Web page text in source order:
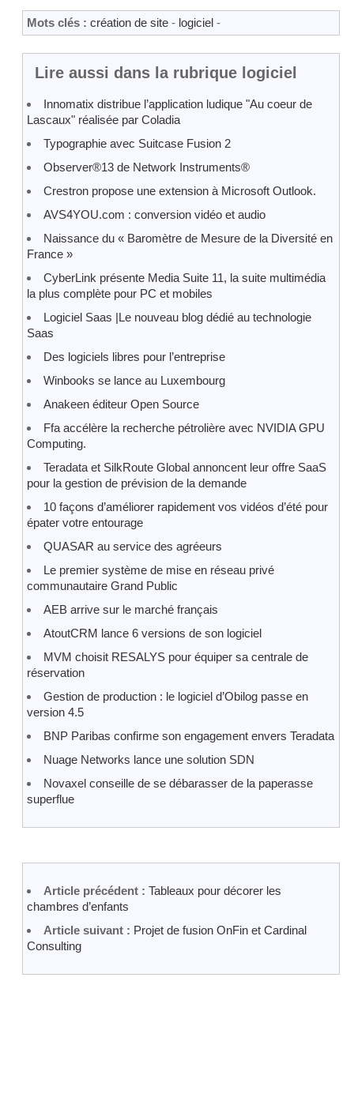
Mots clés : création de site - logiciel -
Lire aussi dans la rubrique logiciel
Innomatix distribue l’application ludique "Au coeur de
Lascaux" réalisée par Coladia
Typographie avec Suitcase Fusion 2
Observer®13 de Network Instruments®
Crestron propose une extension à Microsoft Outlook.
AVS4YOU.com : conversion vidéo et audio
Naissance du « Baromètre de Mesure de la Diversité en
France »
CyberLink présente Media Suite 11, la suite multimédia
la plus complète pour PC et mobiles
Logiciel Saas |Le nouveau blog dédié au technologie
Saas
Des logiciels libres pour l’entreprise
Winbooks se lance au Luxembourg
Anakeen éditeur Open Source
Ffa accélère la recherche pétrolière avec NVIDIA GPU
Computing.
Teradata et SilkRoute Global annoncent leur offre SaaS
pour la gestion de prévision de la demande
10 façons d’améliorer rapidement vos vidéos d’été pour
épater votre entourage
QUASAR au service des agréeurs
Le premier système de mise en réseau privé
communautaire Grand Public
AEB arrive sur le marché français
AtoutCRM lance 6 versions de son logiciel
MVM choisit RESALYS pour équiper sa centrale de
réservation
Gestion de production : le logiciel d’Obilog passe en
version 4.5
BNP Paribas confirme son engagement envers Teradata
Nuage Networks lance une solution SDN
Novaxel conseille de se débarasser de la paperasse
superflue
Article précédent : Tableaux pour décorer les
chambres d’enfants
Article suivant : Projet de fusion OnFin et Cardinal
Consulting